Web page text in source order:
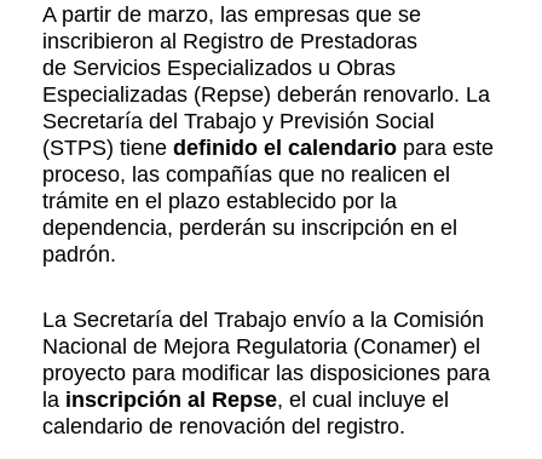
A partir de marzo, las empresas que se
inscribieron al Registro de Prestadoras
de Servicios Especializados u Obras
Especializadas (Repse) deberán renovarlo. La
Secretaría del Trabajo y Previsión Social
(STPS) tiene definido el calendario para este
proceso, las compañías que no realicen el
trámite en el plazo establecido por la
dependencia, perderán su inscripción en el
padrón.
La Secretaría del Trabajo envío a la Comisión
Nacional de Mejora Regulatoria (Conamer) el
proyecto para modificar las disposiciones para
la inscripción al Repse, el cual incluye el
calendario de renovación del registro.